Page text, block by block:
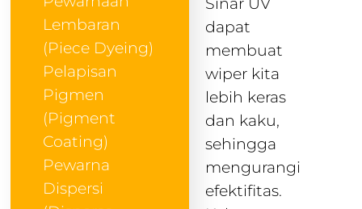
Lembaran
(Piece Dyeing)
Pelapisan
Pigmen
(Pigment
Coating)
Pewarna
Dispersi
Sinar UV
dapat
membuat
wiper kita
lebih keras
dan kaku,
sehingga
mengurangi
efektifitas.